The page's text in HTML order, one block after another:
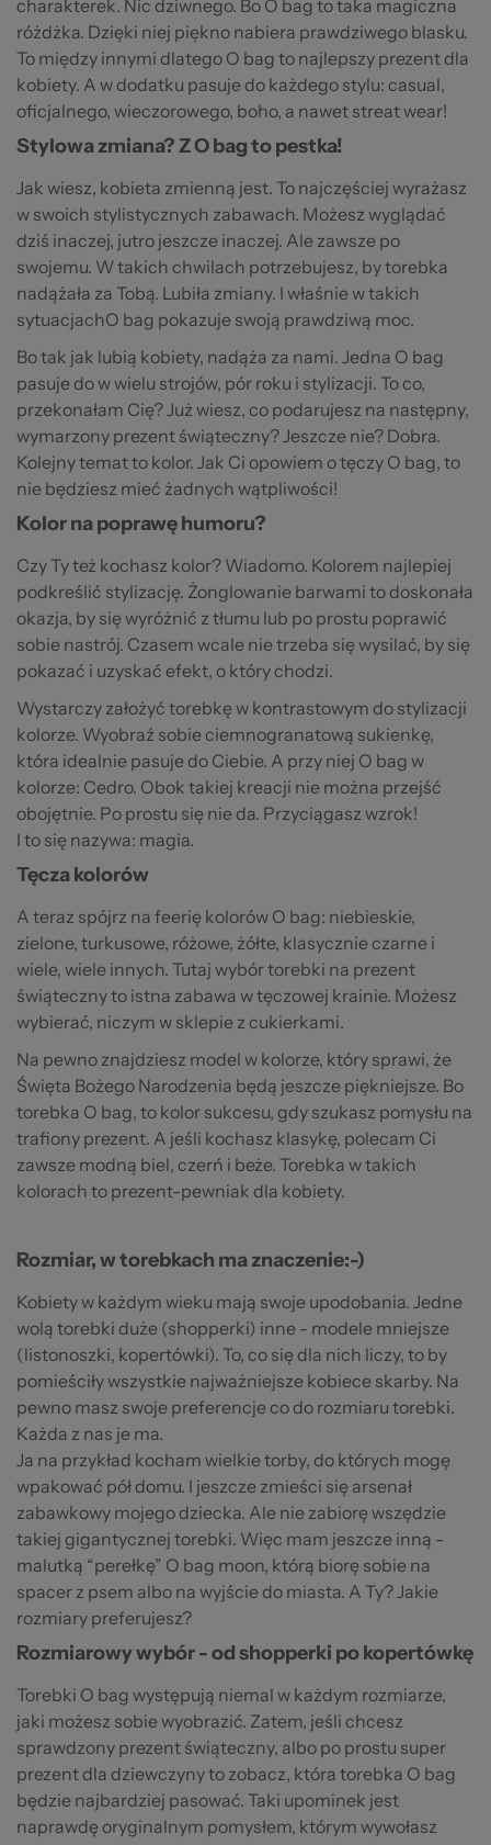
charakterek. Nic dziwnego. Bo O bag to taka magiczna
różdżka. Dzięki niej piękno nabiera prawdziwego blasku.
To między innymi dlatego O bag to najlepszy prezent dla
kobiety. A w dodatku pasuje do każdego stylu: casual,
oficjalnego, wieczorowego, boho, a nawet streat wear!
Stylowa zmiana? Z O bag to pestka!
Jak wiesz, kobieta zmienną jest. To najczęściej wyrażasz
w swoich stylistycznych zabawach. Możesz wyglądać
dziś inaczej, jutro jeszcze inaczej. Ale zawsze po
swojemu. W takich chwilach potrzebujesz, by torebka
nadążała za Tobą. Lubiła zmiany. I właśnie w takich
sytuacjachO bag pokazuje swoją prawdziwą moc.
Bo tak jak lubią kobiety, nadąża za nami. Jedna O bag
pasuje do w wielu strojów, pór roku i stylizacji. To co,
przekonałam Cię? Już wiesz, co podarujesz na następny,
wymarzony prezent świąteczny? Jeszcze nie? Dobra.
Kolejny temat to kolor. Jak Ci opowiem o tęczy O bag, to
nie będziesz mieć żadnych wątpliwości!
Kolor na poprawę humoru?
Czy Ty też kochasz kolor? Wiadomo. Kolorem najlepiej
podkreślić stylizację. Żonglowanie barwami to doskonała
okazja, by się wyróżnić z tłumu lub po prostu poprawić
sobie nastrój. Czasem wcale nie trzeba się wysilać, by się
pokazać i uzyskać efekt, o który chodzi.
Wystarczy założyć torebkę w kontrastowym do stylizacji
kolorze. Wyobraź sobie ciemnogranatową sukienkę,
która idealnie pasuje do Ciebie. A przy niej O bag w
kolorze: Cedro. Obok takiej kreacji nie można przejść
obojętnie. Po prostu się nie da. Przyciągasz wzrok!
I to się nazywa: magia.
Tęcza kolorów
A teraz spójrz na feerię kolorów O bag: niebieskie,
zielone, turkusowe, różowe, żółte, klasycznie czarne i
wiele, wiele innych. Tutaj wybór torebki na prezent
świąteczny to istna zabawa w tęczowej krainie. Możesz
wybierać, niczym w sklepie z cukierkami.
Na pewno znajdziesz model w kolorze, który sprawi, że
Święta Bożego Narodzenia będą jeszcze piękniejsze. Bo
torebka O bag, to kolor sukcesu, gdy szukasz pomysłu na
trafiony prezent. A jeśli kochasz klasykę, polecam Ci
zawsze modną biel, czerń i beże. Torebka w takich
kolorach to prezent-pewniak dla kobiety.
Rozmiar, w torebkach ma znaczenie:-)
Kobiety w każdym wieku mają swoje upodobania. Jedne
wolą torebki duże (shopperki) inne - modele mniejsze
(listonoszki, kopertówki). To, co się dla nich liczy, to by
pomieściły wszystkie najważniejsze kobiece skarby. Na
pewno masz swoje preferencje co do rozmiaru torebki.
Każda z nas je ma.
Ja na przykład kocham wielkie torby, do których mogę
wpakować pół domu. I jeszcze zmieści się arsenał
zabawkowy mojego dziecka. Ale nie zabiorę wszędzie
takiej gigantycznej torebki. Więc mam jeszcze inną -
malutką “perełkę” O bag moon, którą biorę sobie na
spacer z psem albo na wyjście do miasta. A Ty? Jakie
rozmiary preferujesz?
Rozmiarowy wybór - od shopperki po kopertówkę
Torebki O bag występują niemal w każdym rozmiarze,
jaki możesz sobie wyobrazić. Zatem, jeśli chcesz
sprawdzony prezent świąteczny, albo po prostu super
prezent dla dziewczyny to zobacz, która torebka O bag
będzie najbardziej pasować. Taki upominek jest
naprawdę oryginalnym pomysłem, którym wywołasz